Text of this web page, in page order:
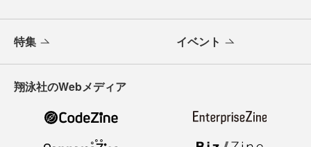
特集 イベント
翔泳社のWebメディア